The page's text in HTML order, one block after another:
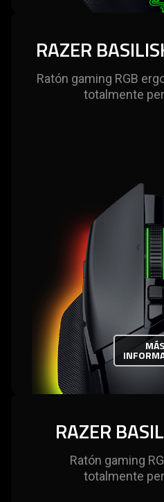
RAZER
Ratón gaming RGB
totalmente
MÁS
RAZER
Ratón gaming
totalmente